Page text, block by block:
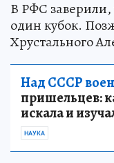
В РФС заверили,
один кубок.
Хрустального
Над СССР
пришельцев:
искала и
НАУКА